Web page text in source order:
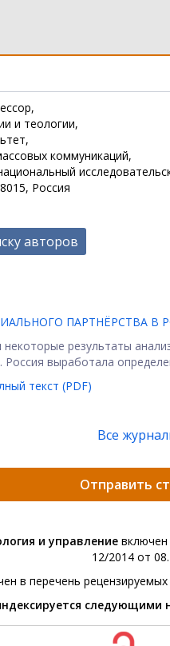
и теологии,
коммуникаций,
Россия
авторов
ПАРТНЁРСТВА
некоторые результаты
Россия выработала
текст (PDF)
Все
Отправить
и управление
12/2014 от
в перечень